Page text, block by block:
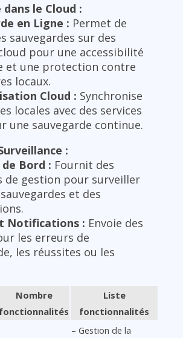
le Cloud :
en Ligne : Permet de
sauvegardes sur des
pour une accessibilité
et une protection contre
locaux.
Cloud : Synchronise
locales avec des services
une sauvegarde continue.
:
Bord : Fournit des
de gestion pour surveiller
et des
Notifications : Envoie des
les erreurs de
les réussites ou les
Nombre
fonctionnalités
Liste
fonctionnalités
– Gestion de la